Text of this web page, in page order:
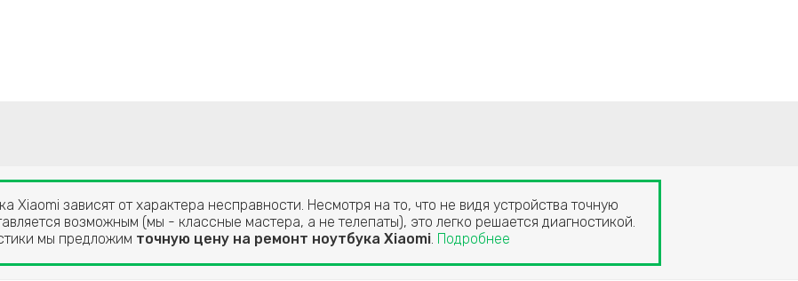
Xiaomi зависят от характера несправности. Несмотря на то, что не видя устройства точную
возможным (мы - классные мастера, а не телепаты), это легко решается диагностикой.
мы предложим точную цену на ремонт ноутбука Xiaomi. Подробнее